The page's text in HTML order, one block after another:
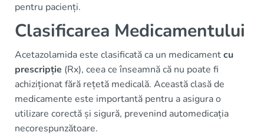
pentru pacienți.
Clasificarea Medicamentului
Acetazolamida este clasificată ca un medicamentcu
prescripție (Rx), ceea ce înseamnă că nu poate fi
achiziționat fără rețetă medicală. Această clasă de
medicamente este importantă pentru a asigura o
utilizare corectă și sigură, prevenind automedicația
necorespunzătoare.